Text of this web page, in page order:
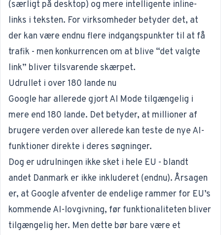
(særligt på desktop) og mere intelligente inline-
links i teksten. For virksomheder betyder det, at
der kan være endnu flere indgangspunkter til at få
trafik - men konkurrencen om at blive “det valgte
link” bliver tilsvarende skærpet.
Udrullet i over 180 lande nu
Google har allerede gjort AI Mode tilgængelig i
mere end 180 lande. Det betyder, at millioner af
brugere verden over allerede kan teste de nye AI-
funktioner direkte i deres søgninger.
Dog er udrulningen ikke sket i hele EU - blandt
andet Danmark er ikke inkluderet (endnu). Årsagen
er, at Google afventer de endelige rammer for EU’s
kommende AI-lovgivning, før funktionaliteten bliver
tilgængelig her. Men dette bør bare være et